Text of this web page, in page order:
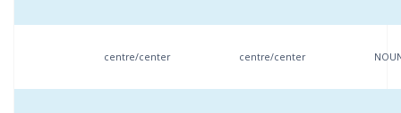
centre/center centre/center